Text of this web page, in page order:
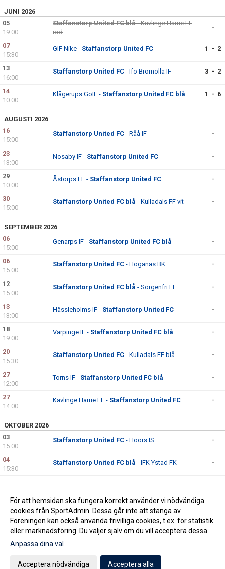
JUNI 2026
05
19:00
Staffanstorp United FC blå- Kävlinge Harrie FF
röd
-
07
15:30
GIF Nike - Staffanstorp United FC 1 - 2
13
16:00
Staffanstorp United FC - Ifö Bromölla IF 3 - 2
14
10:00
Klågerups GoIF - Staffanstorp United FC blå 1 - 6
AUGUSTI 2026
16
15:00
Staffanstorp United FC - Råå IF -
23
13:00
Nosaby IF - Staffanstorp United FC -
29
10:00
Åstorps FF - Staffanstorp United FC -
30
15:00
Staffanstorp United FC blå - Kulladals FF vit -
SEPTEMBER 2026
06
15:00
Genarps IF - Staffanstorp United FC blå -
06
15:00
Staffanstorp United FC - Höganäs BK -
12
15:00
Staffanstorp United FC blå - Sorgenfri FF -
13
13:00
Hässleholms IF - Staffanstorp United FC -
18
19:00
Värpinge IF - Staffanstorp United FC blå -
20
15:30
Staffanstorp United FC - Kulladals FF blå -
27
12:00
Torns IF - Staffanstorp United FC blå -
27
14:00
Kävlinge Harrie FF - Staffanstorp United FC -
OKTOBER 2026
03
15:00
Staffanstorp United FC - Höörs IS -
04
15:30
Staffanstorp United FC blå - IFK Ystad FK -
11
16:00
Ariana FC -Staffanstorp United FC blå
Gå till Webbversion
För att hemsidan ska fungera korrekt använder vi nödvändiga
cookies från SportAdmin. Dessa går inte att stänga av.
Föreningen kan också använda frivilliga cookies, t.ex. för statistik
eller marknadsföring. Du väljer själv om du vill acceptera dessa.
Anpassa dina val
Acceptera nödvändiga Acceptera alla